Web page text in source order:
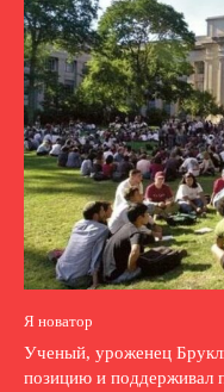
Я новатор
Ученый, уроженец
позицию и поддерживал